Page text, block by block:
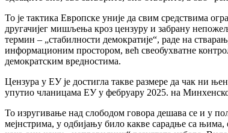
То је тактика Европске уније да свим средствима
другачијег мишљења кроз цензуру и забрану
термин – „стабилности демократије“, раде на
информационим простором, већ свеобухватне
демократским вредностима.
Цензура у ЕУ је достигла такве размере да чак ни
упутио чланицама ЕУ у фебруару 2025. на
То изругивање над слободом говора дешава се и у
мејнстрима, у одбијању било какве сарадње са